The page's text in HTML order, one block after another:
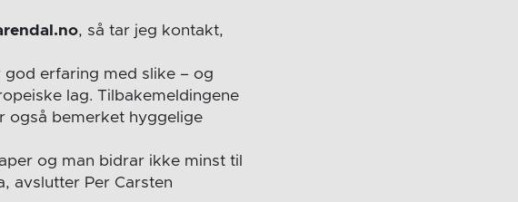
, så tar jeg kontakt,
erfaring med slike – og
lag. Tilbakemeldingene
også bemerket hyggelige
og man bidrar ikke minst til
avslutter Per Carsten